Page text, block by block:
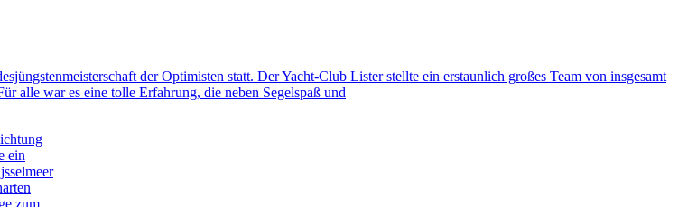
der Optimisten statt. Der Yacht-Club Lister stellte ein erstaunlich großes Team von insgesamt
alle war es eine tolle Erfahrung, die neben Segelspaß und
ein
zum